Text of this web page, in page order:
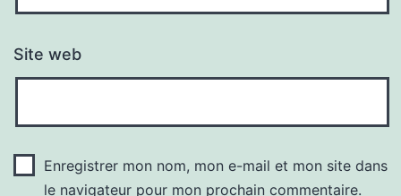
Site web
Enregistrer mon nom, mon e-mail et mon site dans
le navigateur pour mon prochain commentaire.